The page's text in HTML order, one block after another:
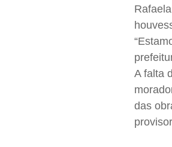
A falta
das